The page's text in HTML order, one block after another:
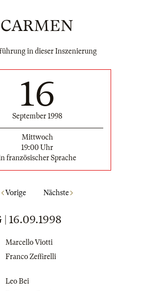
CARMEN
in dieser Inszenierung
16
September 1998
Mittwoch
19:00 Uhr
französischer Sprache
Vorige Nächste
16.09.1998
Marcello Viotti
Franco Zeffirelli
Leo Bei